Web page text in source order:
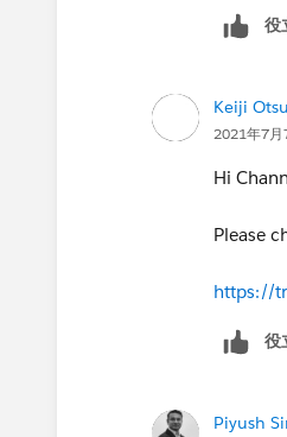
役
Keiji
2021年7
Hi
Please
https://
役
Piyush